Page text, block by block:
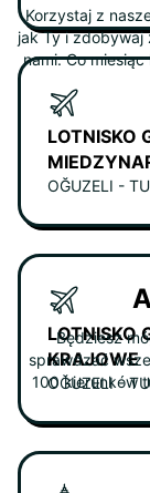
LOTNISKO
OĞUZELI -
LOTNISKO
KRAJOWE
OĞUZELI -
Korzystaj z
jak Ty i zdobywaj
nami. Co
Będziesz
sprawdzać
100 kierunków